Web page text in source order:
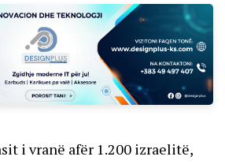
i vranë afër 1.200 izraelitë,